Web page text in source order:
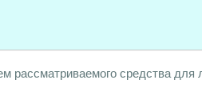
рассматриваемого средства